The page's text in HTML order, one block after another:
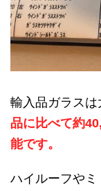
輸入品ガラスは
品に比べて約
能です。
ハイルーフや